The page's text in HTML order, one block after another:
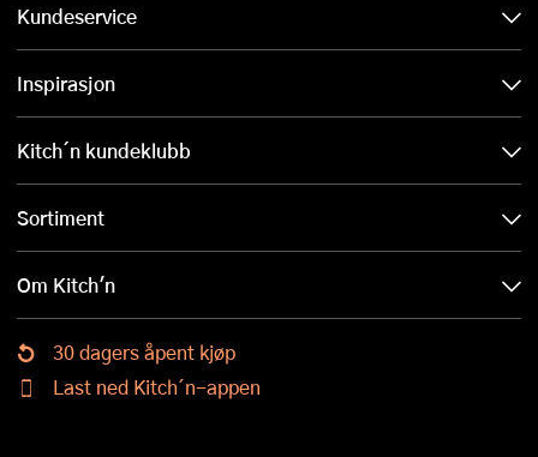
Kundeservice
Inspirasjon
Kitch´n kundeklubb
Sortiment
Om Kitch'n
30 dagers åpent kjøp
Last ned Kitch´n-appen